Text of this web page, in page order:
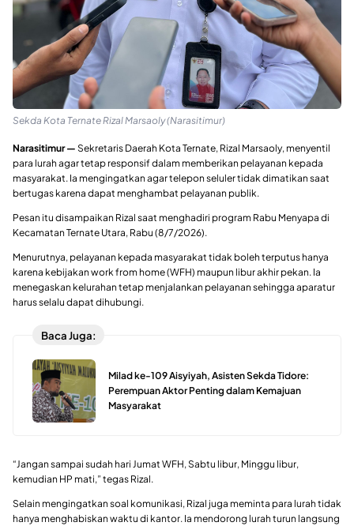
Sekda Kota Ternate Rizal Marsaoly (Narasitimur)
Narasitimur — Sekretaris Daerah Kota Ternate, Rizal Marsaoly, menyentil
para lurah agar tetap responsif dalam memberikan pelayanan kepada
masyarakat. Ia mengingatkan agar telepon seluler tidak dimatikan saat
bertugas karena dapat menghambat pelayanan publik.
Pesan itu disampaikan Rizal saat menghadiri program Rabu Menyapa di
Kecamatan Ternate Utara, Rabu (8/7/2026).
Menurutnya, pelayanan kepada masyarakat tidak boleh terputus hanya
karena kebijakan work from home (WFH) maupun libur akhir pekan. Ia
menegaskan kelurahan tetap menjalankan pelayanan sehingga aparatur
harus selalu dapat dihubungi.
Baca Juga:
Milad ke-109 Aisyiyah, Asisten Sekda Tidore:
Perempuan Aktor Penting dalam Kemajuan
Masyarakat
“Jangan sampai sudah hari Jumat WFH, Sabtu libur, Minggu libur,
kemudian HP mati,” tegas Rizal.
Selain mengingatkan soal komunikasi, Rizal juga meminta para lurah tidak
hanya menghabiskan waktu di kantor. Ia mendorong lurah turun langsung